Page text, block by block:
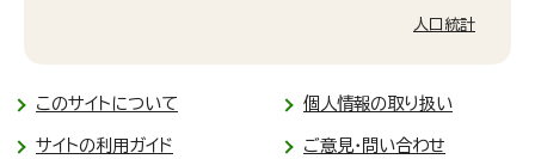
人口統計
このサイトについて 個人情報の取り扱い
サイトの利用ガイド ご意見・問い合わせ